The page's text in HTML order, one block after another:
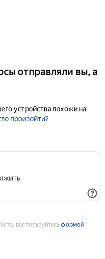
отправляли вы, а
устройства похожи на
произойти?
воспользуйтесьформой